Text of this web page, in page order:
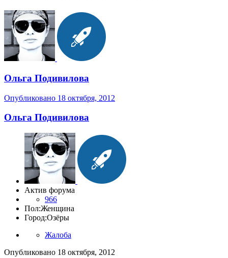
Ольга Подивилова
Опубликовано 18 октября, 2012
Ольга Подивилова
Актив форума
966
Пол:Женщина
Город:Озёры
Жалоба
Опубликовано 18 октября, 2012